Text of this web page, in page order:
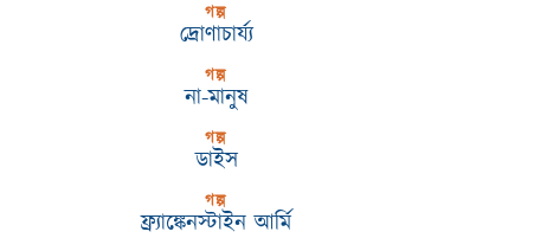
গল্প
দ্রোণাচার্য্য
গল্প
না-মানুষ
গল্প
ডাইস
গল্প
ফ্র্যাঙ্কেনস্টাইন আর্মি